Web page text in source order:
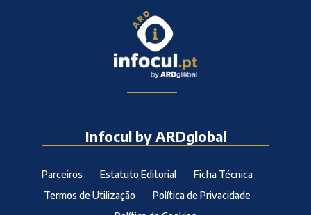
Infocul by ARDglobal
Parceiros Estatuto Editorial
Ficha Técnica
Termos de Utilização
Política de Privacidade